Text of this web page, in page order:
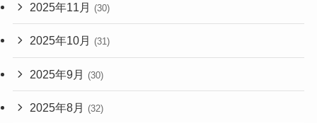
2025年11月 (30)
2025年10月 (31)
2025年9月 (30)
2025年8月 (32)